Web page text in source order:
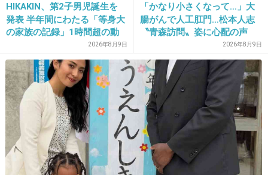
26. 匿名 2026/07/07(火) 22:24:14
昔働いていた会社
休日出勤の依頼は前日までにお願いしますと何
度も言っているのに
当日になってやっぱり今日来れない？と電話し
てきた先輩
あのー
HIKAKIN、第2子男児誕生を
発表 半年間にわたる「等身大
の家族の記録」1時間超の動
画とともに感謝伝える2026年8月9日
「かなり小さくなって…」大
腸がんで人工肛門…松本人志
〝青森訪問〟姿に心配の声
続々「脂肪のない感じが痛ま
しい」「無理せずに」
2026年8月9日